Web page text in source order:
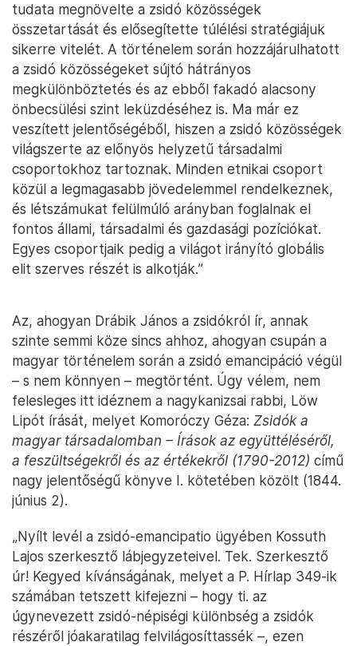
tudata megnövelte a zsidó közösségek
összetartását és elősegítette túlélési stratégiájuk
sikerre vitelét. A történelem során hozzájárulhatott
a zsidó közösségeket sújtó hátrányos
megkülönböztetés és az ebből fakadó alacsony
önbecsülési szint leküzdéséhez is. Ma már ez
veszített jelentőségéből, hiszen a zsidó közösségek
világszerte az előnyös helyzetű társadalmi
csoportokhoz tartoznak. Minden etnikai csoport
közül a legmagasabb jövedelemmel rendelkeznek,
és létszámukat felülmúló arányban foglalnak el
fontos állami, társadalmi és gazdasági pozíciókat.
Egyes csoportjaik pedig a világot irányító globális
elit szerves részét is alkotják.”
Az, ahogyan Drábik János a zsidókról ír, annak
szinte semmi köze sincs ahhoz, ahogyan csupán a
magyar történelem során a zsidó emancipáció végül
– s nem könnyen – megtörtént. Úgy vélem, nem
felesleges itt idéznem a nagykanizsai rabbi, Löw
Lipót írását, melyet Komoróczy Géza: Zsidók a
magyar társadalomban – Írások az együttéléséről,
a feszültségekről és az értékekről (1790-2012) című
nagy jelentőségű könyve I. kötetében közölt (1844.
június 2).
„Nyílt levél a zsidó-emancipatio ügyében Kossuth
Lajos szerkesztő lábjegyzeteivel. Tek. Szerkesztő
úr! Kegyed kívánságának, melyet a P. Hírlap 349-ik
számában tetszett kifejezni – hogy ti. az
úgynevezett zsidó-népiségi különbség a zsidók
részéről jóakaratilag felvilágosíttassék –, ezen